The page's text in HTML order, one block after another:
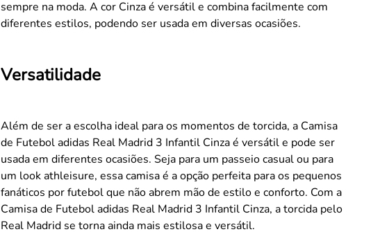
sempre na moda. A cor Cinza é versátil e combina facilmente com
diferentes estilos, podendo ser usada em diversas ocasiões.
Versatilidade
Além de ser a escolha ideal para os momentos de torcida, a Camisa
de Futebol adidas Real Madrid 3 Infantil Cinza é versátil e pode ser
usada em diferentes ocasiões. Seja para um passeio casual ou para
um look athleisure, essa camisa é a opção perfeita para os pequenos
fanáticos por futebol que não abrem mão de estilo e conforto. Com a
Camisa de Futebol adidas Real Madrid 3 Infantil Cinza, a torcida pelo
Real Madrid se torna ainda mais estilosa e versátil.